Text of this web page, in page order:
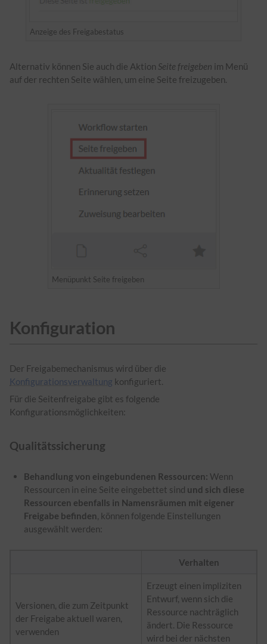
Anzeige des Freigabestatus
Alternativ können Sie auch die Aktion Seite freigeben im Menü
auf der rechten Seite wählen, um eine Seite freizugeben.
Menüpunkt Seite freigeben
Konfiguration
Der Freigabemechanismus wird über die
Konfigurationsverwaltung konfiguriert.
Für die Seitenfreigabe gibt es folgende
Konfigurationsmöglichkeiten:
Qualitätssicherung
Behandlung von eingebundenen Ressourcen: Wenn
Ressourcen in eine Seite eingebettet sind und sich diese
Ressourcen ebenfalls in Namensräumen mit eigener
Freigabe befinden, können folgende Einstellungen
ausgewählt werden:
Verhalten
Versionen, die zum Zeitpunkt
der Freigabe aktuell waren,
verwenden
Erzeugt einen impliziten
Entwurf, wenn sich die
Ressource nachträglich
ändert. Die Ressource
wird bei der nächsten